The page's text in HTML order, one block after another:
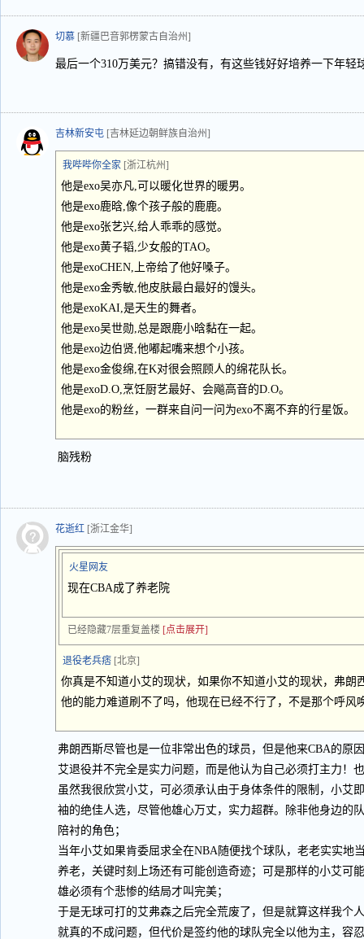
切慕 [新疆巴音郭楞蒙古自治州]
最后一个310万美元？搞错没有，有这些钱好好培养一下年轻
吉林新安屯 [吉林延边朝鲜族自治州]
我哔哔你全家 [浙江杭州]
他是exo吴亦凡,可以暖化世界的暖男。
他是exo鹿晗,像个孩子般的鹿鹿。
他是exo张艺兴,给人乖乖的感觉。
他是exo黄子韬,少女般的TAO。
他是exoCHEN,上帝给了他好嗓子。
他是exo金秀敏,他皮肤最白最好的馒头。
他是exoKAI,是天生的舞者。
他是exo吴世勋,总是跟鹿小晗黏在一起。
他是exo边伯贤,他嘟起嘴来想个小孩。
他是exo金俊绵,在K对很会照顾人的绵花队长。
他是exoD.O,烹饪厨艺最好、会飚高音的D.O。
他是exo的粉丝，一群来自问一问为exo不离不弃的行星饭。
脑残粉
花逝红 [浙江金华]
火星网友
现在CBA成了养老院
已经隐藏7层重复盖楼 [点击展开]
退役老兵痞 [北京]
你真是不知道小艾的现状，如果你不知道小艾的现状，弗朗
他的能力难道刷不了吗，他现在已经不行了，不是那个呼风
弗朗西斯尽管也是一位非常出色的球员，但是他来CBA的原
艾退役并不完全是实力问题，而是他认为自己必须打主力！
虽然我很欣赏小艾，可必须承认由于身体条件的限制，小艾
袖的绝佳人选，尽管他雄心万丈，实力超群。除非他身边的
陪衬的角色；
当年小艾如果肯委屈求全在NBA随便找个球队，老老实实地
养老，关键时刻上场还有可能创造奇迹；可是那样的小艾可
雄必须有个悲惨的结局才叫完美；
于是无球可打的艾弗森之后完全荒废了，但是就算这样我个
就真的不成问题，但代价是签约他的球队完全以他为主，容